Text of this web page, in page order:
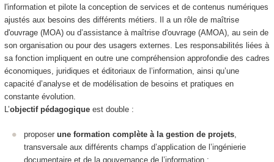
l'information et pilote la conception de services et de contenus numériques
ajustés aux besoins des différents métiers. Il a un rôle de maîtrise
d'ouvrage (MOA) ou d’assistance à maîtrise d'ouvrage (AMOA), au sein de
son organisation ou pour des usagers externes. Les responsabilités liées à
sa fonction impliquent en outre une compréhension approfondie des cadres
économiques, juridiques et éditoriaux de l’information, ainsi qu’une
capacité d’analyse et de modélisation de besoins et pratiques en
constante évolution.
L’objectif pédagogiqueest double :
proposer une formation complète à la gestion de projets
transversale aux différents champs d’application de l’ingénierie
documentaire et de la gouvernance de l’information ;